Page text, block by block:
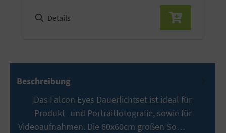
Details
Beschreibung
Das Falcon Eyes Dauerlichtset ist ideal für
Produkt- und Portraitfotografie, sowie für
Videoaufnahmen. Die 60x60cm großen So…